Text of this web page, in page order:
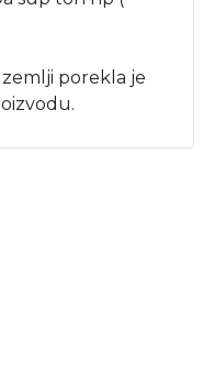
porekla je